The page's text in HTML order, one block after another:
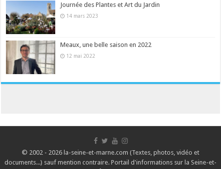
Journée des Plantes et Art du Jardin
14 mars 2023
Meaux, une belle saison en 2022
12 mai 2022
© 2002 - 2026 la-seine-et-marne.com (Textes, photos, vidéo et
documents...) sauf mention contraire. Portail d'informations sur la Seine-et-